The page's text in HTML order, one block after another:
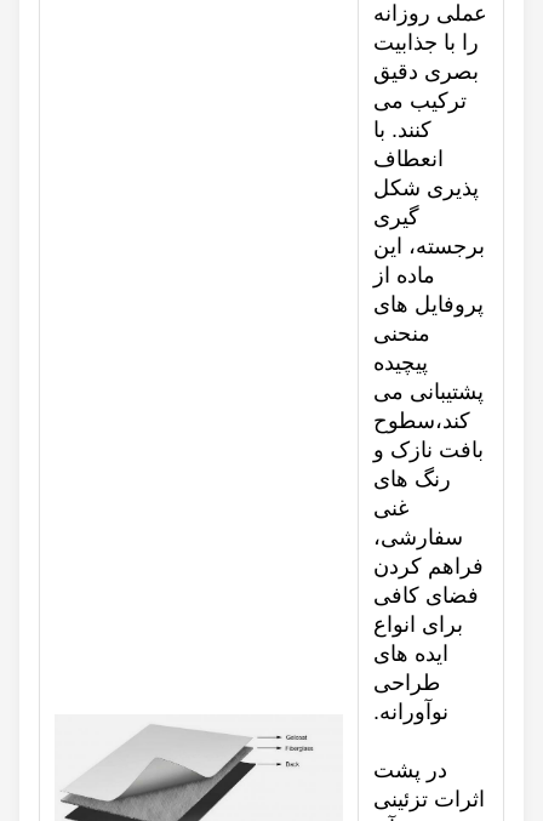
عملی روزانه
را با جذابیت
بصری دقیق
ترکیب می
کنند. با
انعطاف
پذیری شکل
گیری
برجسته، این
ماده از
پروفایل های
منحنی
پیچیده
پشتیبانی می
کند،سطوح
بافت نازک و
رنگ های
سفارشی،
فراهم کردن
فضای کافی
برای انواع
ایده های
طراحی
نوآورانه.
در پشت
اثرات تزئینی